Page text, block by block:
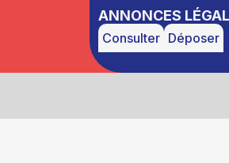
ANNONCES
Consulter Déposer